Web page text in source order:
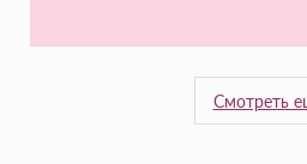
Смотреть